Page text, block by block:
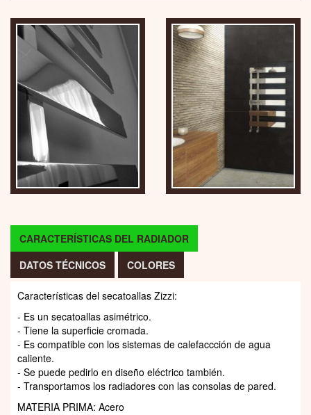
CARACTERÍSTICAS DEL RADIADOR
DATOS TÉCNICOS
COLORES
Características del secatoallas Zizzi:
- Es un secatoallas asimétrico.
- Tiene la superficie cromada.
- Es compatible con los sistemas de calefaccción de agua
caliente.
- Se puede pedirlo en diseño eléctrico también.
- Transportamos los radiadores con las consolas de pared.
MATERIA PRIMA: Acero